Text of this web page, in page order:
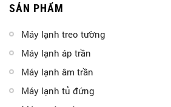
SẢN PHẨM
Máy lạnh treo tường
Máy lạnh áp trần
Máy lạnh âm trần
Máy lạnh tủ đứng